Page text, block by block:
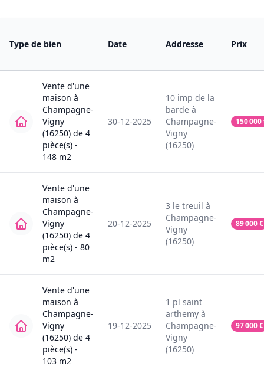
Type de bien Date Addresse Prix
Vente d'une
maison à
Champagne-
Vigny
(16250) de 4
pièce(s) -
148 m2
30-12-2025
10 imp de la
barde à
Champagne-
Vigny
(16250)
150 000
Vente d'une
maison à
Champagne-
Vigny
(16250) de 4
pièce(s) - 80
m2
20-12-2025
3 le treuil à
Champagne-
Vigny
(16250)
89 000€
Vente d'une
maison à
Champagne-
Vigny
(16250) de 4
pièce(s) -
103 m2
19-12-2025
1 pl saint
arthemy à
Champagne-
Vigny
(16250)
97 000€